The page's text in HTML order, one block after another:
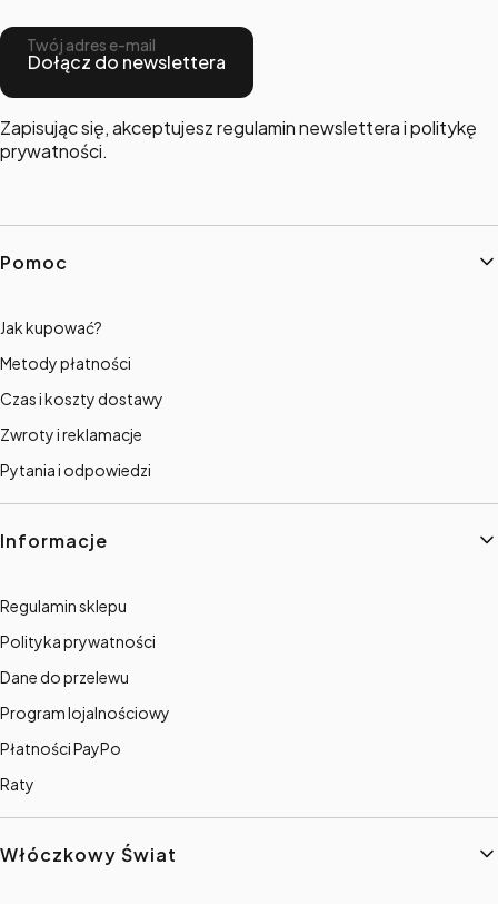
Twój adres e-mail
Dołącz do newslettera
Zapisując się, akceptujesz regulamin newslettera i politykę
prywatności.
Linki w stopce
Pomoc
Jak kupować?
Metody płatności
Czas i koszty dostawy
Zwroty i reklamacje
Pytania i odpowiedzi
Informacje
Regulamin sklepu
Polityka prywatności
Dane do przelewu
Program lojalnościowy
Płatności PayPo
Raty
Włóczkowy Świat